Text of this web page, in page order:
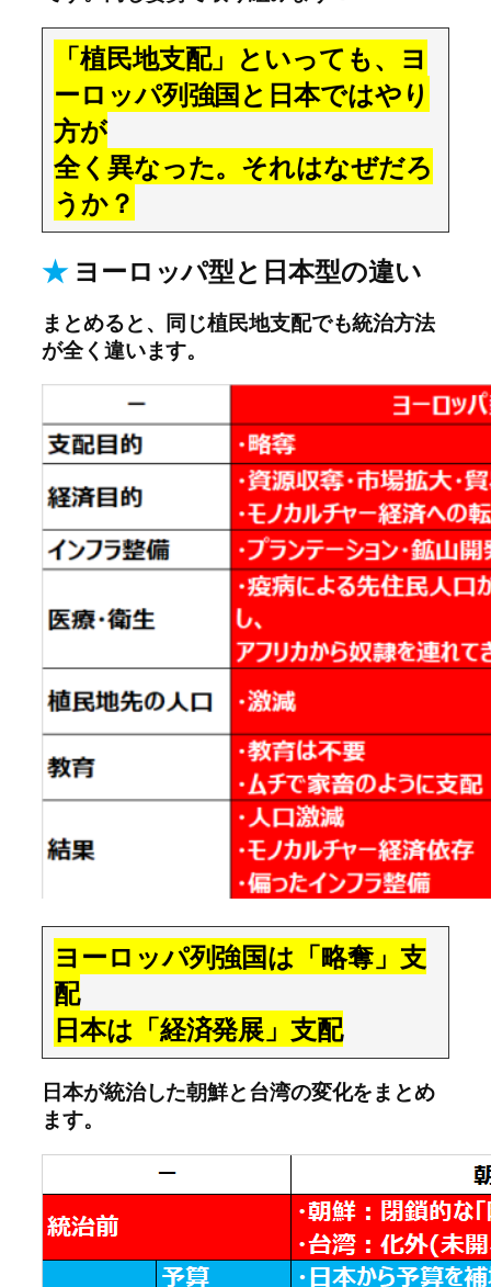
「植民地支配」といっても、ヨ
ーロッパ列強国と日本ではやり
方が
全く異なった。それはなぜだろ
うか？
★ヨーロッパ型と日本型の違い
まとめると、同じ植民地支配でも統治方法
が全く違います。
ヨーロッパ列強国は「略奪」支
配
日本は「経済発展」支配
日本が統治した朝鮮と台湾の変化をまとめ
ます。